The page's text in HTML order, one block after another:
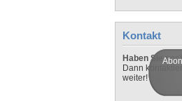
Kontakt
Haben Sie
Dann
weiter!